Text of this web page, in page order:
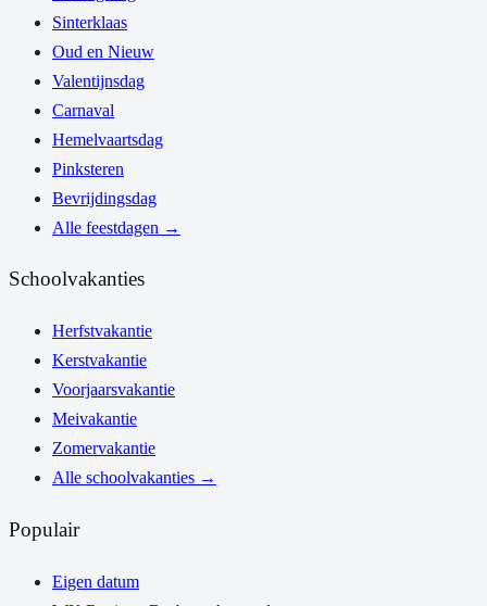
Sinterklaas
Oud en Nieuw
Valentijnsdag
Carnaval
Hemelvaartsdag
Pinksteren
Bevrijdingsdag
Alle feestdagen →
Schoolvakanties
Herfstvakantie
Kerstvakantie
Voorjaarsvakantie
Meivakantie
Zomervakantie
Alle schoolvakanties →
Populair
Eigen datum